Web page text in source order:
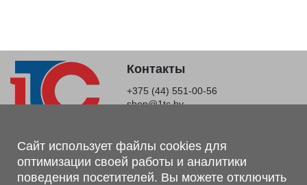
Контакты
+375 (44) 551-00-56
shop@1tc.by
Магазин, склад
г. Минск, Минский р-н, п. Привольный, ул. Мира, 20А,
223062
Сайт использует файлы cookies для
оптимизации своей работы и аналитики
поведения посетителей. Вы можете отключить